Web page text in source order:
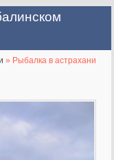
» Рыбалка в астрахани